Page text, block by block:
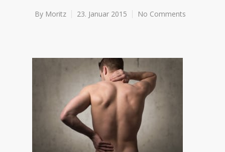
By Moritz 23. Januar 2015 No Comments